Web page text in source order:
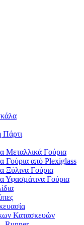
Πάρτι
Μεταλλικά Γούρια
Γούρια από Plexiglass
Ξύλινα Γούρια
Υφασμάτινα Γούρια
Κατασκευών